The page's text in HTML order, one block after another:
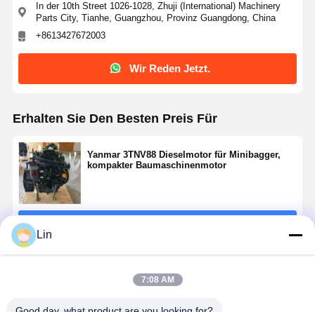
In der 10th Street 1026-1028, Zhuji (International) Machinery
Parts City, Tianhe, Guangzhou, Provinz Guangdong, China
+8613427672003
Wir Reden Jetzt.
Erhalten Sie Den Besten Preis Für
Yanmar 3TNV88 Dieselmotor für Minibagger,
kompakter Baumaschinenmotor
Empfohlene Produkte
Lin
7:08 AM